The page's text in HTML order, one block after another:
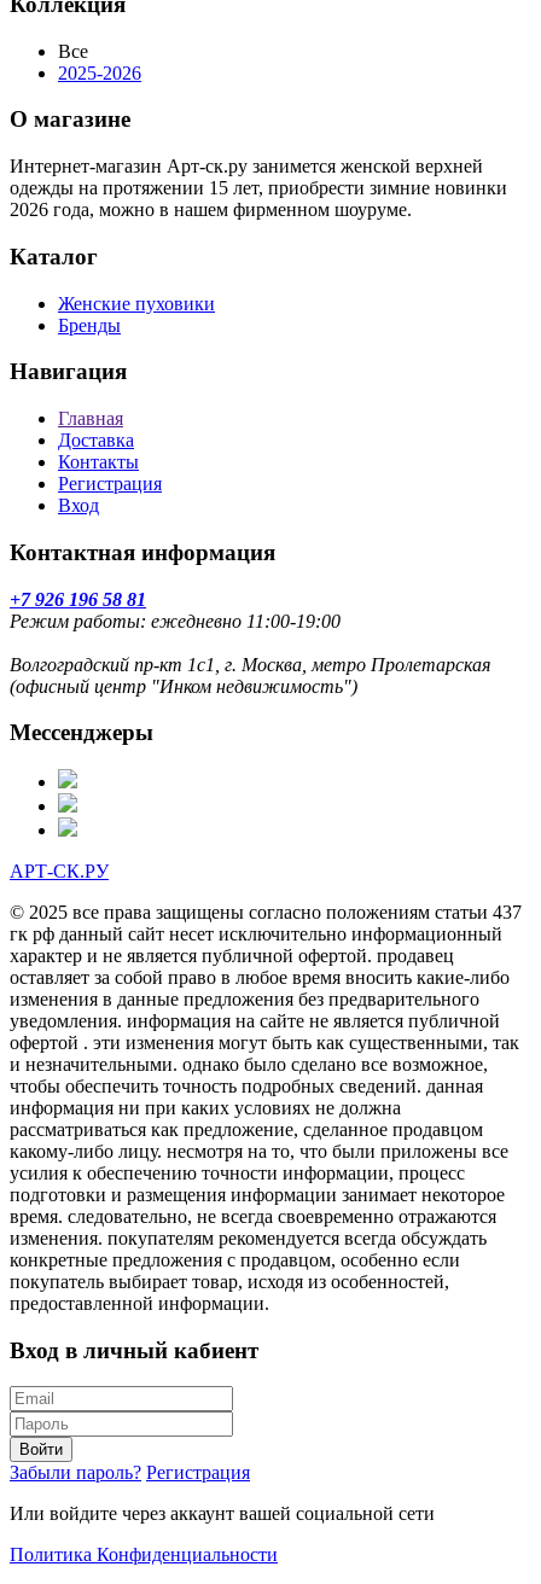
Все
2025-2026
О магазине
Интернет-магазин Арт-ск.ру занимется женской верхней
одежды на протяжении 15 лет, приобрести зимние новинки
2026 года, можно в нашем фирменном шоуруме.
Каталог
Женские пуховики
Бренды
Навигация
Главная
Доставка
Контакты
Регистрация
Вход
Контактная информация
+7 926 196 58 81
Режим работы: ежедневно 11:00-19:00
Волгоградский пр-кт 1с1, г. Москва, метро Пролетарская
(офисный центр "Инком недвижимость")
Мессенджеры
АРТ-СК.РУ
© 2025 все права защищены согласно положениям статьи 437
гк рф данный сайт несет исключительно информационный
характер и не является публичной офертой. продавец
оставляет за собой право в любое время вносить какие-либо
изменения в данные предложения без предварительного
уведомления. информация на сайте не является публичной
офертой . эти изменения могут быть как существенными, так
и незначительными. однако было сделано все возможное,
чтобы обеспечить точность подробных сведений. данная
информация ни при каких условиях не должна
рассматриваться как предложение, сделанное продавцом
какому-либо лицу. несмотря на то, что были приложены все
усилия к обеспечению точности информации, процесс
подготовки и размещения информации занимает некоторое
время. следовательно, не всегда своевременно отражаются
изменения. покупателям рекомендуется всегда обсуждать
конкретные предложения с продавцом, особенно если
покупатель выбирает товар, исходя из особенностей,
предоставленной информации.
Вход в личный кабиент
Войти
Забыли пароль? Регистрация
Или войдите через аккаунт вашей социальной сети
Политика Конфиденциальности